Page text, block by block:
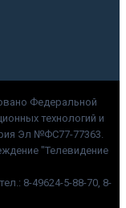
Федеральной
технологий и
Эл №ФС77-77363.
"Телевидение
8-49624-5-88-70, 8-